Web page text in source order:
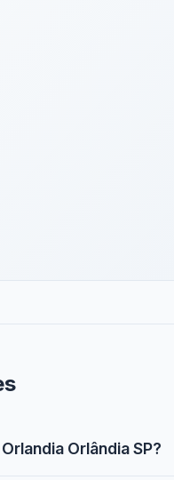
Orlândia SP?